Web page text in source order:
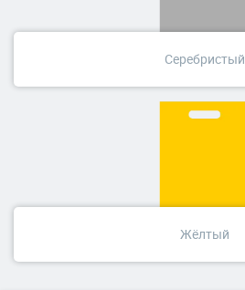
Серебристый
Жёлтый